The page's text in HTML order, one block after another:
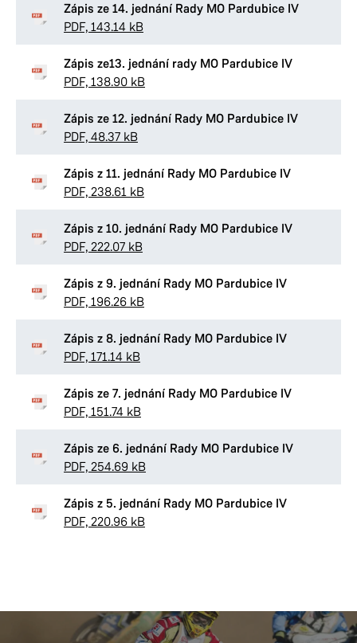
Zápis ze 14. jednání Rady MO Pardubice IV
PDF, 143.14 kB
Zápis ze13. jednání rady MO Pardubice IV
PDF, 138.90 kB
Zápis ze 12. jednání Rady MO Pardubice IV
PDF, 48.37 kB
Zápis z 11. jednání Rady MO Pardubice IV
PDF, 238.61 kB
Zápis z 10. jednání Rady MO Pardubice IV
PDF, 222.07 kB
Zápis z 9. jednání Rady MO Pardubice IV
PDF, 196.26 kB
Zápis z 8. jednání Rady MO Pardubice IV
PDF, 171.14 kB
Zápis ze 7. jednání Rady MO Pardubice IV
PDF, 151.74 kB
Zápis ze 6. jednání Rady MO Pardubice IV
PDF, 254.69 kB
Zápis z 5. jednání Rady MO Pardubice IV
PDF, 220.96 kB